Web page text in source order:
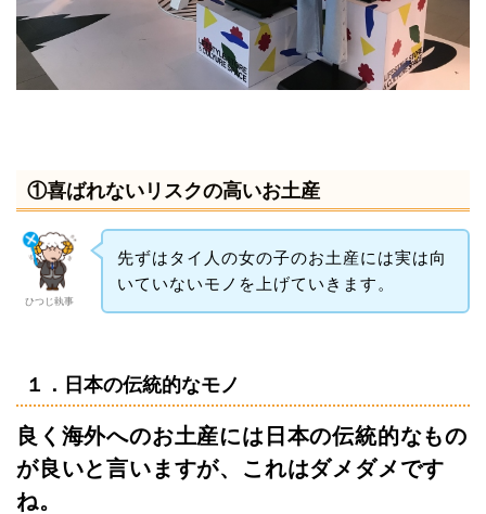
①喜ばれないリスクの高いお土産
ひつじ執事
先ずはタイ人の女の子のお土産には実は向
いていないモノを上げていきます。
１．日本の伝統的なモノ
良く海外へのお土産には日本の伝統的なもの
が良いと言いますが、これはダメダメです
ね。